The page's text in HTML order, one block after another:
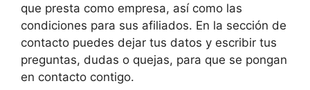
que presta como empresa, así como las
condiciones para sus afiliados. En la sección de
contacto puedes dejar tus datos y escribir tus
preguntas, dudas o quejas, para que se pongan
en contacto contigo.